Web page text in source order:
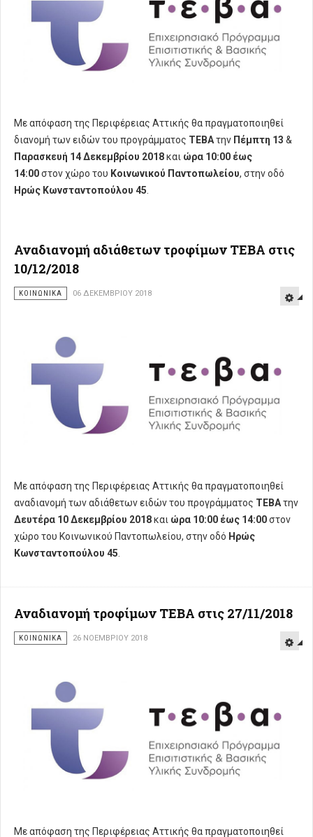
Με απόφαση της Περιφέρειας Αττικής θα πραγματοποιηθεί
διανομή των ειδών του προγράμματος ΤΕΒΑτην Πέμπτη 13 &
Παρασκευή 14 Δεκεμβρίου 2018και ώρα 10:00 έως
14:00στον χώρο του Κοινωνικού Παντοπωλείου, στην οδό
Ηρώς Κωνσταντοπούλου 45
Αναδιανομή αδιάθετων τροφίμων ΤΕΒΑ στις
10/12/2018
ΚΟΙΝΩΝΙΚΑ 06 ΔΕΚΕΜΒΡΊΟΥ 2018
Με απόφαση της Περιφέρειας Αττικής θα πραγματοποιηθεί
αναδιανομή των αδιάθετων ειδών του προγράμματος ΤΕΒΑτην
Δευτέρα 10 Δεκεμβρίου 2018και ώρα 10:00 έως 14:00στον
χώρο του Κοινωνικού Παντοπωλείου, στην οδό Ηρώς
Κωνσταντοπούλου 45.
Αναδιανομή τροφίμων ΤΕΒΑ στις 27/11/2018
ΚΟΙΝΩΝΙΚΑ 26 ΝΟΕΜΒΡΊΟΥ 2018
Με απόφαση της Περιφέρειας Αττικής θα πραγματοποιηθεί